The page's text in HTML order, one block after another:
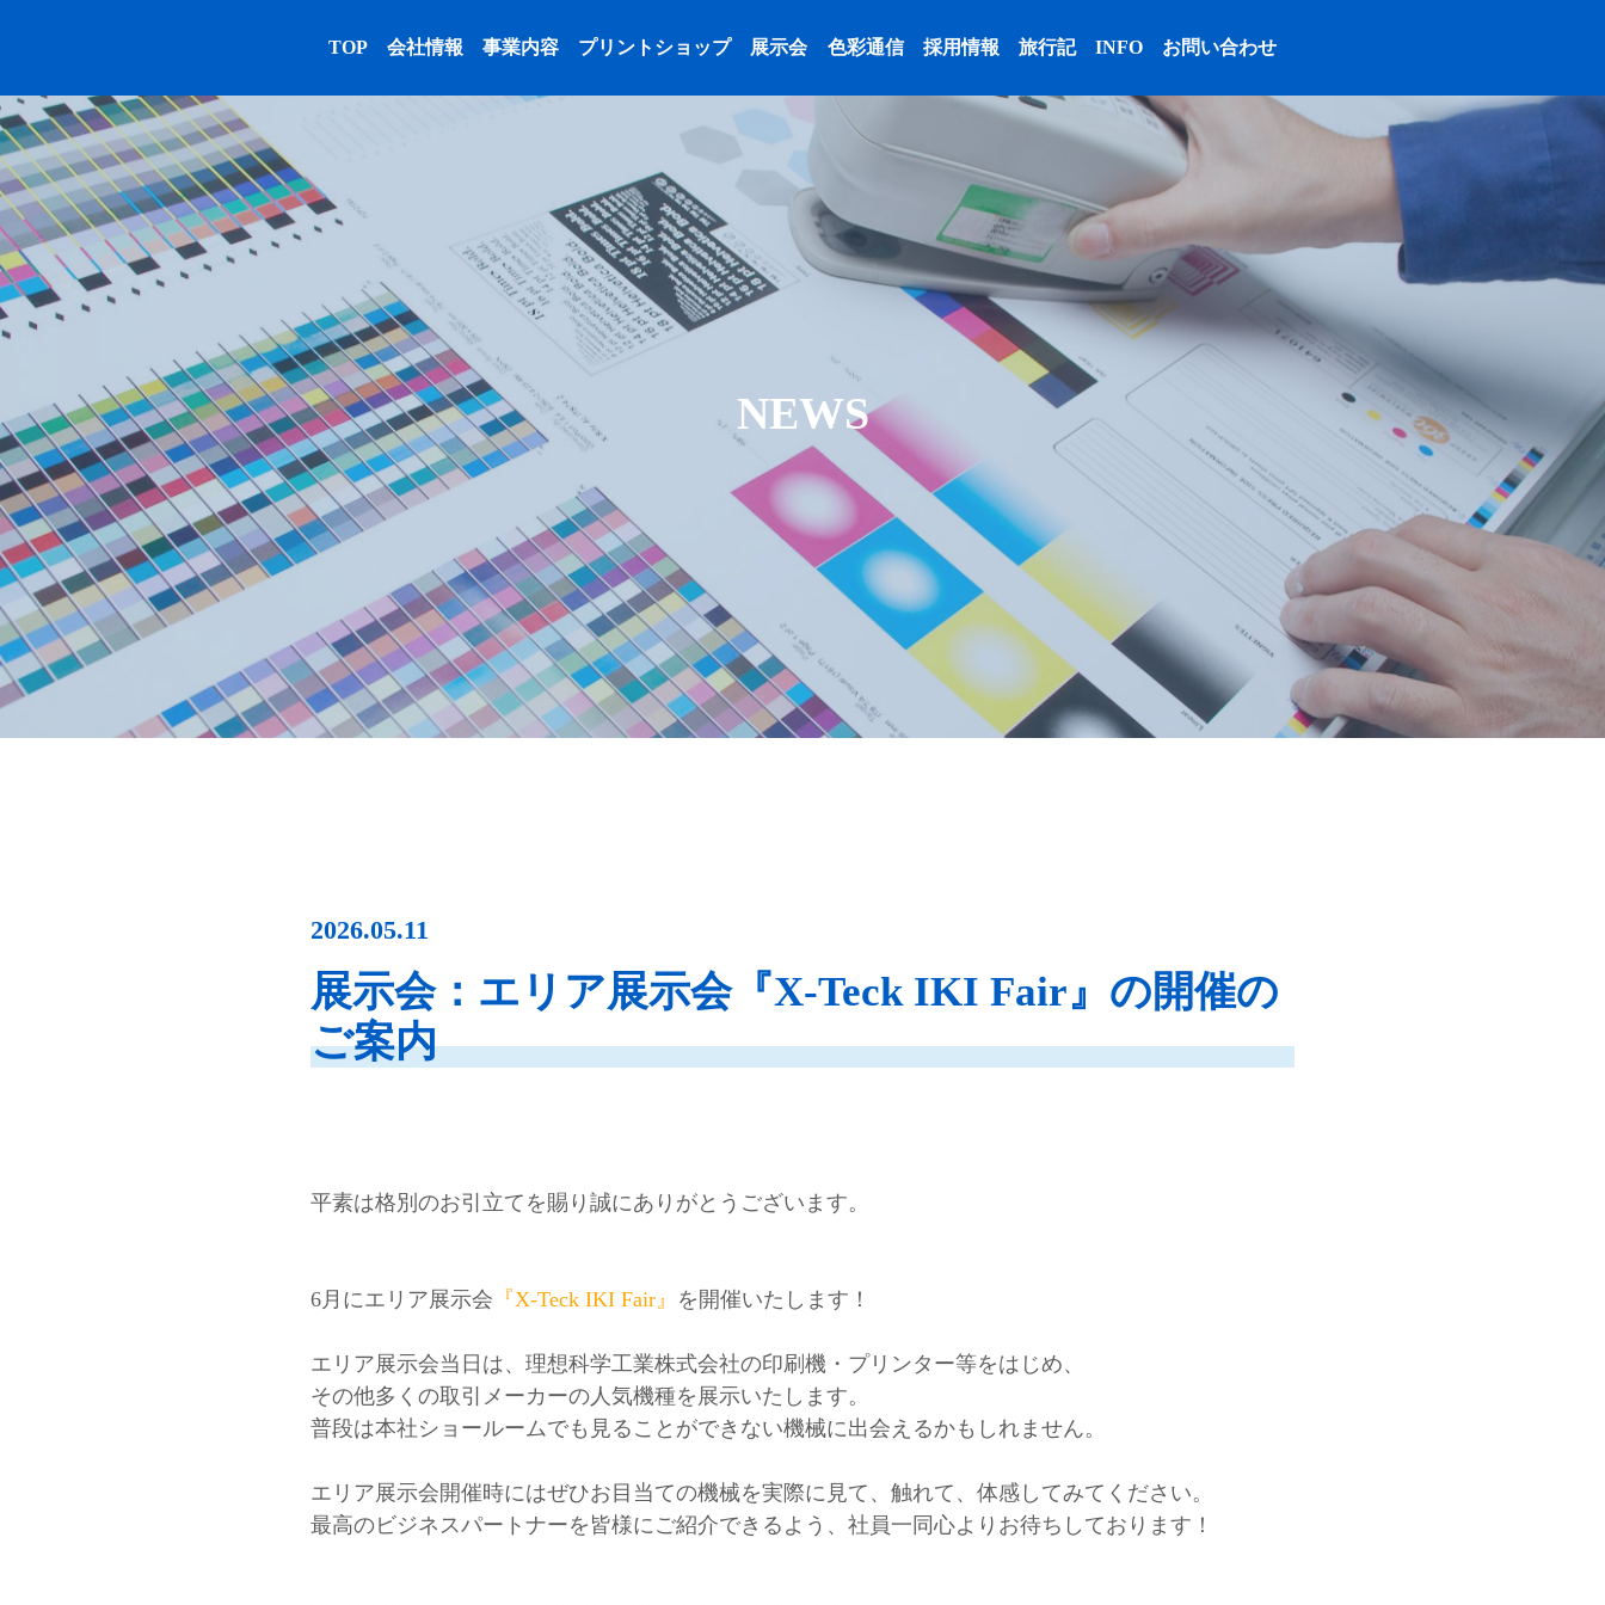
TOP 会社情報 事業内容 プリントショップ 展示会 色彩通信 採用情報 旅行記 INFO お問い合わせ
NEWS
2026.05.11
展示会：エリア展示会『X-Teck IKI Fair』の開催の
ご案内
平素は格別のお引立てを賜り誠にありがとうございます。
6月にエリア展示会 『X-Teck IKI Fair』 を開催いたします！
エリア展示会当日は、理想科学工業株式会社の印刷機・プリンター等をはじめ、
その他多くの取引メーカーの人気機種を展示いたします。
普段は本社ショールームでも見ることができない機械に出会えるかもしれません。
エリア展示会開催時にはぜひお目当ての機械を実際に見て、触れて、体感してみてください。
最高のビジネスパートナーを皆様にご紹介できるよう、社員一同心よりお待ちしております！